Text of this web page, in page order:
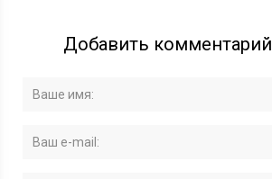
Добавить комментарий